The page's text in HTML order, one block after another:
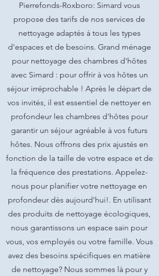
Pierrefonds-Roxboro: Simard vous
propose des tarifs de nos services de
nettoyage adaptés à tous les types
d'espaces et de besoins. Grand ménage
pour nettoyage des chambres d'hôtes
avec Simard : pour offrir à vos hôtes un
séjour irréprochable ! Après le départ de
vos invités, il est essentiel de nettoyer en
profondeur les chambres d'hôtes pour
garantir un séjour agréable à vos futurs
hôtes. Nous offrons des prix ajustés en
fonction de la taille de votre espace et de
la fréquence des prestations. Appelez-
nous pour planifier votre nettoyage en
profondeur dès aujourd'hui!. En utilisant
des produits de nettoyage écologiques,
nous garantissons un espace sain pour
vous, vos employés ou votre famille. Vous
avez des besoins spécifiques en matière
de nettoyage? Nous sommes là pour y